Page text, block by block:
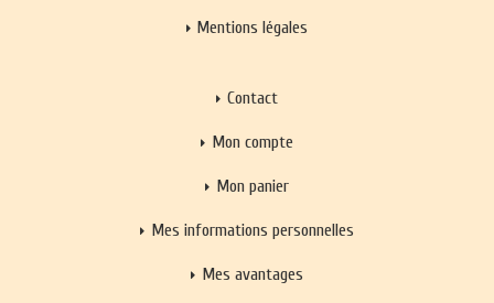
Mentions légales
Contact
Mon compte
Mon panier
Mes informations personnelles
Mes avantages